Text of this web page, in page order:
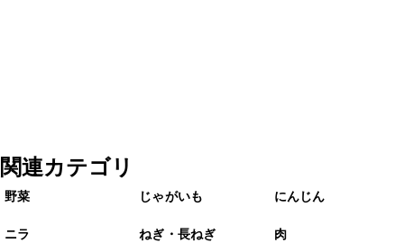
関連カテゴリ
野菜 じゃがいも にんじん
ニラ ねぎ・長ねぎ 肉